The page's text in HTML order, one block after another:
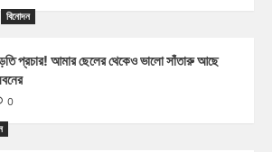
বিনোদন
প্রচার! আমার ছেলের থেকেও ভালো সাঁতারু আছে
0